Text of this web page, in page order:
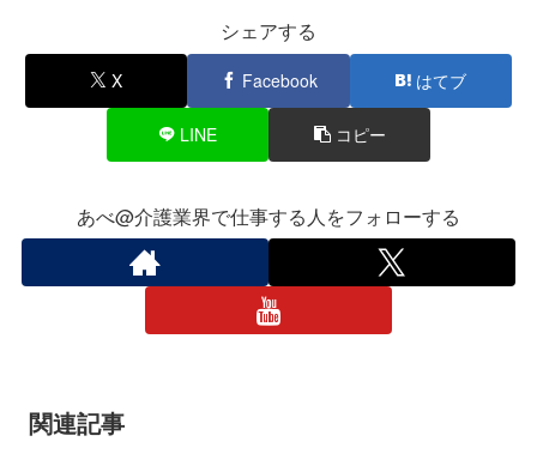
シェアする
X Facebook はてブ
LINE コピー
あべ@介護業界で仕事する人をフォローする
関連記事